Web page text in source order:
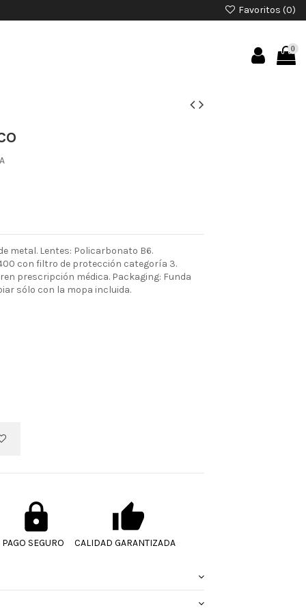
Favoritos (0)
0
metal. Lentes: Policarbonato B6.
con filtro de protección categoría 3.
prescripción médica. Packaging: Funda
sólo con la mopa incluida.
PAGO SEGURO CALIDAD GARANTIZADA